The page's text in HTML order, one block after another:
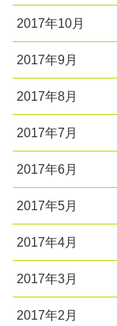
2017年10月
2017年9月
2017年8月
2017年7月
2017年6月
2017年5月
2017年4月
2017年3月
2017年2月